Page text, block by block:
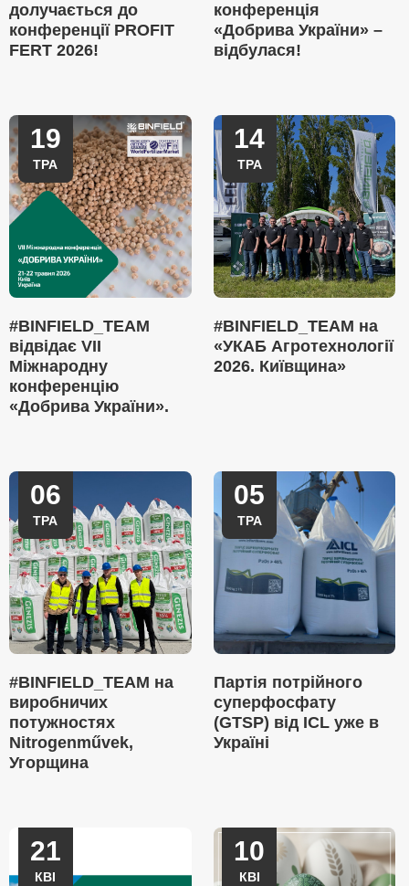
долучається до
конференції PROFIT
FERT 2026!
конференція
«Добрива України» –
відбулася!
19
ТРА
#BINFIELD_TEAM
відвідає VII
Міжнародну
конференцію
«Добрива України».
14
ТРА
#BINFIELD_TEAM на
«УКАБ Агротехнології
2026. Київщина»
06
ТРА
#BINFIELD_TEAM на
виробничих
потужностях
Nitrogenművek,
Угорщина
05
ТРА
Партія потрійного
суперфосфату
(GTSP) від ICL уже в
Україні
21
КВІ
10
КВІ